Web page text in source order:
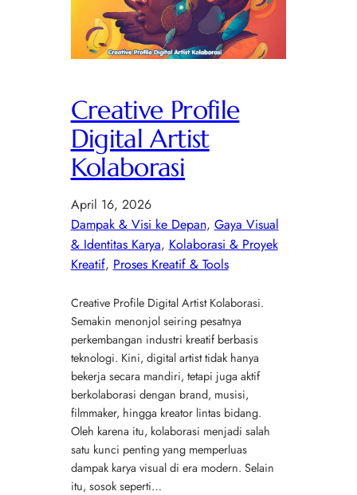
Creative Profile
Digital Artist
Kolaborasi
April 16, 2026
Dampak & Visi ke Depan, Gaya Visual
& Identitas Karya, Kolaborasi & Proyek
Kreatif, Proses Kreatif & Tools
Creative Profile Digital Artist Kolaborasi.
Semakin menonjol seiring pesatnya
perkembangan industri kreatif berbasis
teknologi. Kini, digital artist tidak hanya
bekerja secara mandiri, tetapi juga aktif
berkolaborasi dengan brand, musisi,
filmmaker, hingga kreator lintas bidang.
Oleh karena itu, kolaborasi menjadi salah
satu kunci penting yang memperluas
dampak karya visual di era modern. Selain
itu, sosok seperti…